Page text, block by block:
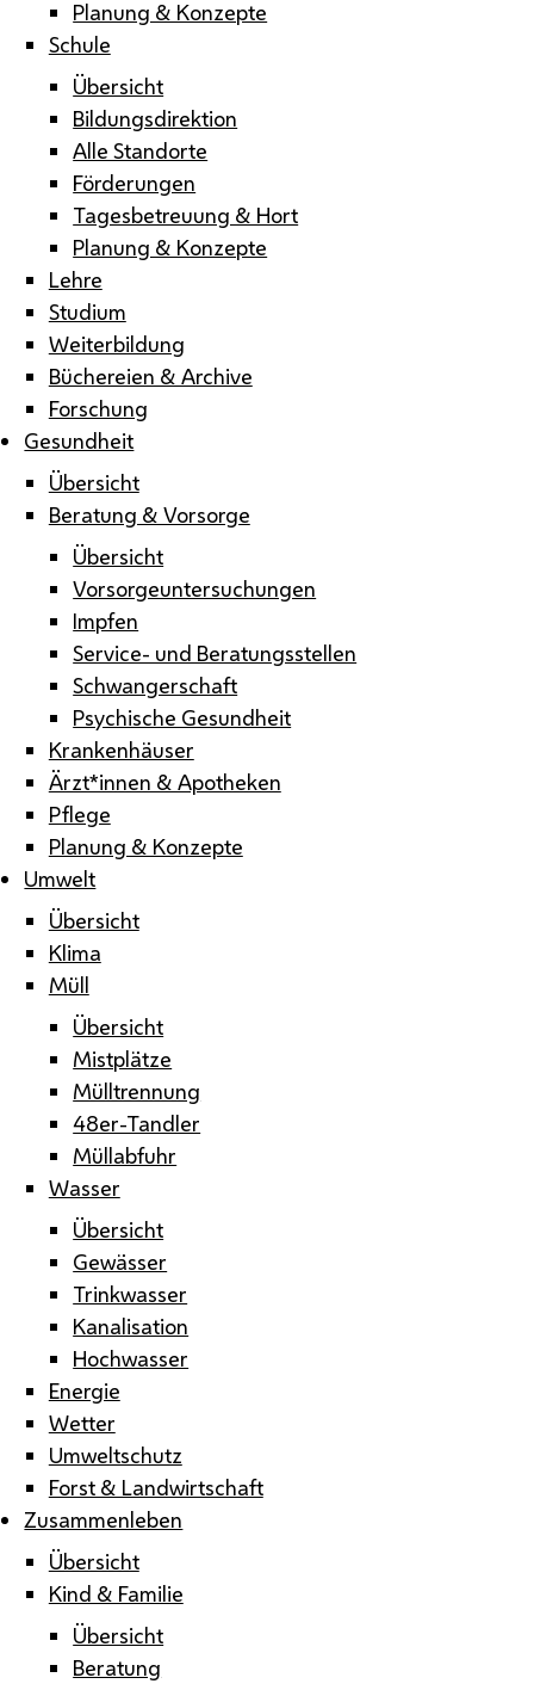
Planung & Konzepte
Schule
Übersicht
Bildungsdirektion
Alle Standorte
Förderungen
Tagesbetreuung & Hort
Planung & Konzepte
Lehre
Studium
Weiterbildung
Büchereien & Archive
Forschung
Gesundheit
Übersicht
Beratung & Vorsorge
Übersicht
Vorsorgeuntersuchungen
Impfen
Service- und Beratungsstellen
Schwangerschaft
Psychische Gesundheit
Krankenhäuser
Ärzt*innen & Apotheken
Pflege
Planung & Konzepte
Umwelt
Übersicht
Klima
Müll
Übersicht
Mistplätze
Mülltrennung
48er-Tandler
Müllabfuhr
Wasser
Übersicht
Gewässer
Trinkwasser
Kanalisation
Hochwasser
Energie
Wetter
Umweltschutz
Forst & Landwirtschaft
Zusammenleben
Übersicht
Kind & Familie
Übersicht
Beratung